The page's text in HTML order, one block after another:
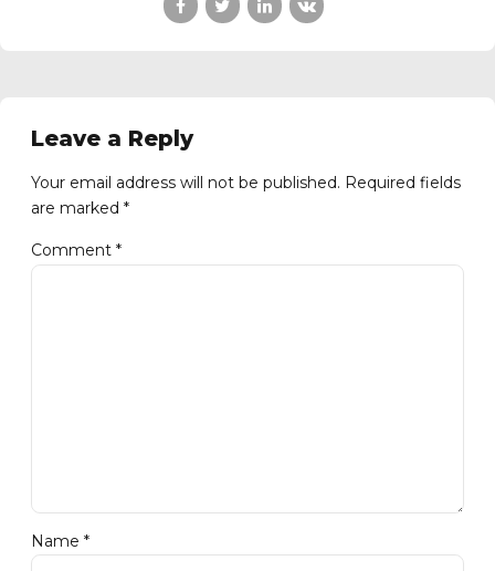
Leave a Reply
Your email address will not be published. Required fields
are marked *
Comment *
Name *